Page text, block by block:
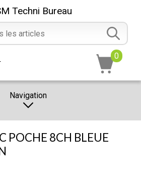
Techni Bureau
0
Navigation
PROMOTION
POCHE 8CH BLEUE